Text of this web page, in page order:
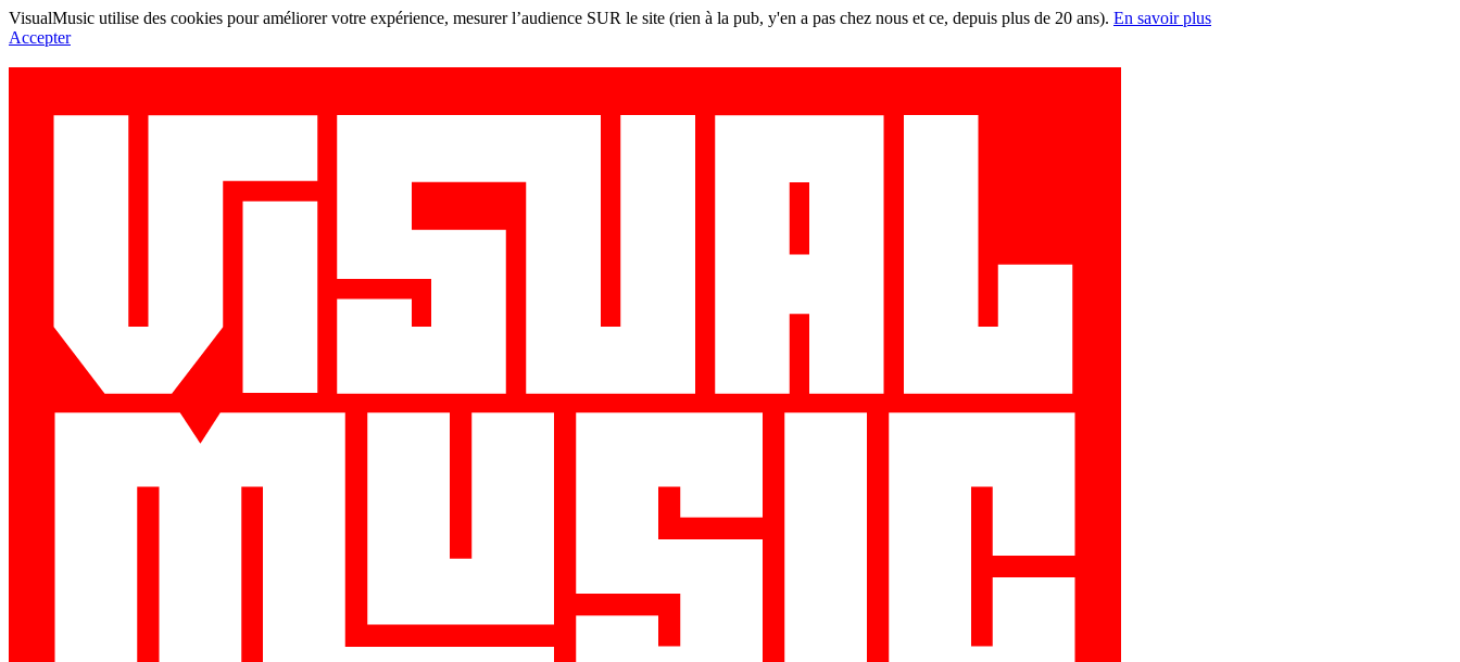
VisualMusic utilise des cookies pour améliorer votre expérience, mesurer l’audience SUR le site (rien à la pub, y'en a pas chez nous et ce, depuis plus de 20 ans). En savoir plus
Accepter